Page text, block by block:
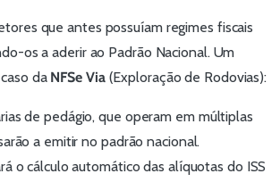
que antes possuíam regimes fiscais
os a aderir ao Padrão Nacional. Um
da NFSe Via(Exploração de Rodovias):
de pedágio, que operam em múltiplas
a emitir no padrão nacional.
o cálculo automático das alíquotas do ISS